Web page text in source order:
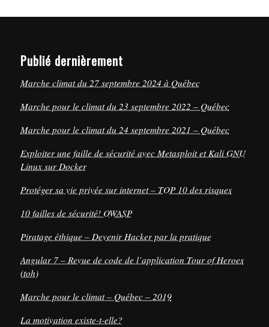
Publié dernièrement
Marche climat du 27 septembre 2024 à Québec
Marche pour le climat du 23 septembre 2022 – Québec
Marche pour le climat du 24 septembre 2021 – Québec
Exploiter une faille de sécurité avec Metasploit et Kali GNU
Linux sur Docker
Protéger sa vie privée sur internet – TOP 10 des risques
10 failles de sécurité! OWASP
Piratage éthique – Devenir Hacker par la pratique
Angular 7 – Revue de code de l’application Tour of Heroes
(toh)
Marche pour le climat – Québec – 2019
La motivation existe-t-elle?